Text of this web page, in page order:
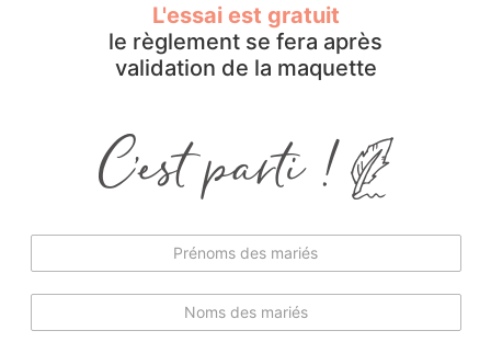
L'essai est gratuit
le règlement se fera après
validation de la maquette